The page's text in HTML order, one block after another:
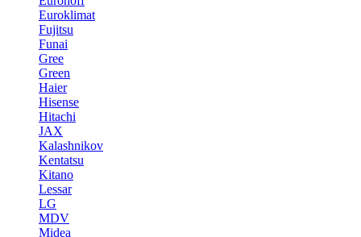
Euroklimat
Fujitsu
Funai
Gree
Green
Haier
Hisense
Hitachi
JAX
Kalashnikov
Kentatsu
Kitano
Lessar
LG
MDV
Midea